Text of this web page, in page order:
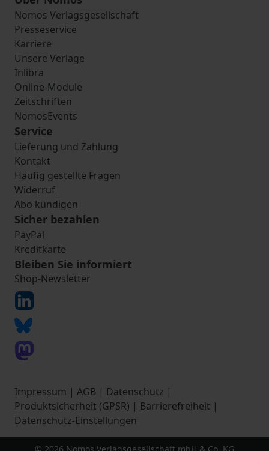
Nomos Verlagsgesellschaft
Presseservice
Karriere
Unsere Verlage
Inlibra
Online-Module
Zeitschriften
NomosEvents
Service
Lieferung und Zahlung
Kontakt
Häufig gestellte Fragen
Widerruf
Abo kündigen
Sicher bezahlen
PayPal
Kreditkarte
Bleiben Sie informiert
Shop-Newsletter
Impressum | AGB | Datenschutz |
Produktsicherheit (GPSR) | Barrierefreiheit |
Datenschutz-Einstellungen